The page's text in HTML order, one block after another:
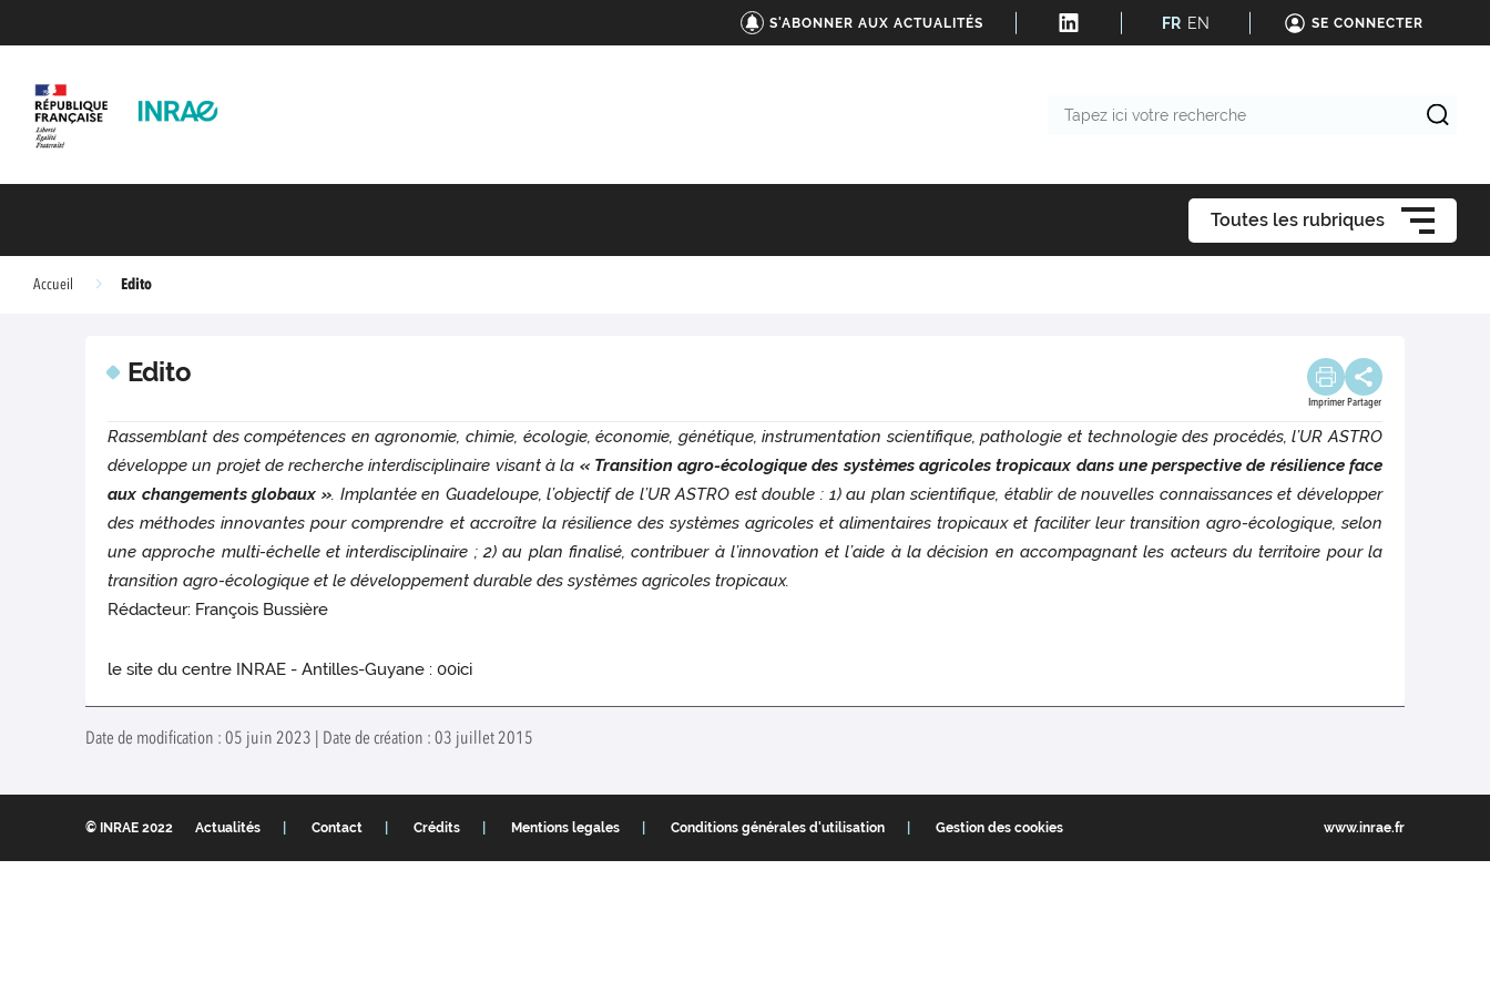
S'ABONNER AUX ACTUALITÉS FR EN SE CONNECTER
Toutes les rubriques
Accueil Edito
Edito
Imprimer Partager
Rassemblant des compétences en agronomie, chimie, écologie, économie, génétique, instrumentation scientifique, pathologie et technologie des procédés, l’UR ASTRO
développe un projet de recherche interdisciplinaire visant à la « Transition agro-écologique des systèmes agricoles tropicaux dans une perspective de résilience face
aux changements globaux ». Implantée en Guadeloupe, l’objectif de l’UR ASTRO est double : 1) au plan scientifique, établir de nouvelles connaissances et développer
des méthodes innovantes pour comprendre et accroître la résilience des systèmes agricoles et alimentaires tropicaux et faciliter leur transition agro-écologique, selon
une approche multi-échelle et interdisciplinaire ; 2) au plan finalisé, contribuer à l’innovation et l’aide à la décision en accompagnant les acteurs du territoire pour la
transition agro-écologique et le développement durable des systèmes agricoles tropicaux.
Rédacteur: François Bussière
le site du centre INRAE - Antilles-Guyane : 00ici
Date de modification : 05 juin 2023 | Date de création : 03 juillet 2015
© INRAE 2022 Actualités Contact Crédits Mentions legales Conditions générales d'utilisation Gestion des cookies www.inrae.fr